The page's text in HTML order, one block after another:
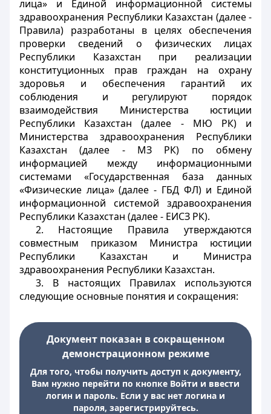
лица» и Единой информационной системы
здравоохранения Республики Казахстан (далее -
Правила) разработаны в целях обеспечения
проверки сведений о физических лицах
Республики Казахстан при реализации
конституционных прав граждан на охрану
здоровья и обеспечения гарантий их
соблюдения и регулируют порядок
взаимодействия Министерства юстиции
Республики Казахстан (далее - МЮ РК) и
Министерства здравоохранения Республики
Казахстан (далее - МЗ РК) по обмену
информацией между информационными
системами «Государственная база данных
«Физические лица» (далее - ГБД ФЛ) и Единой
информационной системой здравоохранения
Республики Казахстан (далее - ЕИСЗ РК).
2. Настоящие Правила утверждаются
совместным приказом Министра юстиции
Республики Казахстан и Министра
здравоохранения Республики Казахстан.
3. В настоящих Правилах используются
следующие основные понятия и сокращения:
Документ показан в сокращенном
демонстрационном режиме
Для того, чтобы получить доступ к документу,
Вам нужно перейти по кнопке Войти и ввести
логин и пароль. Если у вас нет логина и
пароля, зарегистрируйтесь.